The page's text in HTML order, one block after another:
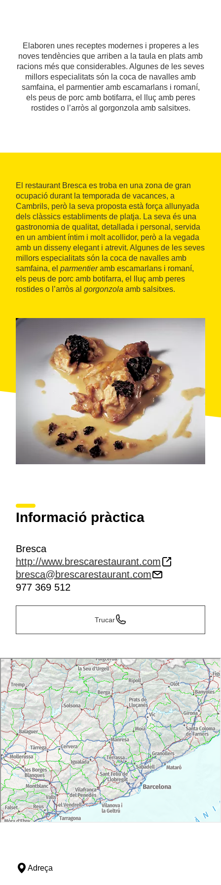
Elaboren unes receptes modernes i properes a les
noves tendències que arriben a la taula en plats amb
racions més que considerables. Algunes de les seves
millors especialitats són la coca de navalles amb
samfaina, el parmentier amb escamarlans i romaní,
els peus de porc amb botifarra, el lluç amb peres
rostides o l’arròs al gorgonzola amb salsitxes.
El restaurant Bresca es troba en una zona de gran
ocupació durant la temporada de vacances, a
Cambrils, però la seva proposta està força allunyada
dels clàssics establiments de platja. La seva és una
gastronomia de qualitat, detallada i personal, servida
en un ambient íntim i molt acollidor, però a la vegada
amb un disseny elegant i atrevit. Algunes de les seves
millors especialitats són la coca de navalles amb
samfaina, el parmentieramb escamarlans i romaní,
els peus de porc amb botifarra, el lluç amb peres
rostides o l’arròs al gorgonzola amb salsitxes.
Informació pràctica
Bresca
http://www.brescarestaurant.com
bresca@brescarestaurant.com
977 369 512
Trucar
Adreça